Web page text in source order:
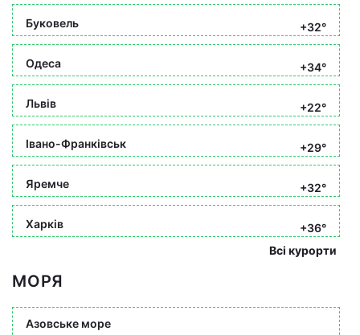
Буковель +32°
Одеса +34°
Львів +22°
Івано-Франківськ +29°
Яремче +32°
Харків
+36°
Всі курорти
МОРЯ
Азовське море